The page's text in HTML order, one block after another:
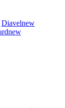
Diavelnew
new